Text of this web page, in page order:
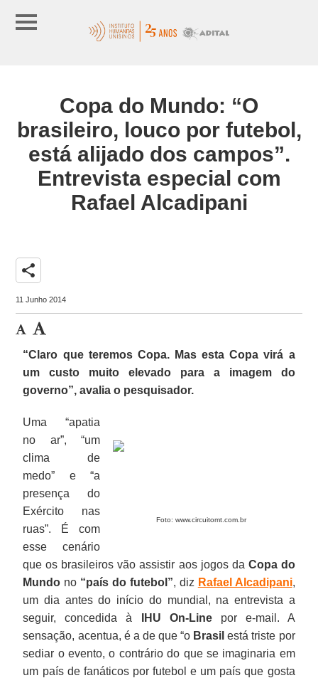
Copa do Mundo: “O
brasileiro, louco por futebol,
está alijado dos campos”.
Entrevista especial com
Rafael Alcadipani
share
11 Junho 2014
“Claro que teremos Copa. Mas esta Copa virá a
um custo muito elevado para a imagem do
governo”, avalia o pesquisador.
Foto: www.circuitomt.com.br
Uma “apatia
no ar”, “um
clima de
medo” e “a
presença do
Exército nas
ruas”. É com
esse cenário
que os brasileiros vão assistir aos jogos da Copa do
Mundo no “país do futebol”, diz Rafael Alcadipani,
um dia antes do início do mundial, na entrevista a
seguir, concedida à
IHU On-Linepor e-mail. A
sensação, acentua, é a de que “o Brasil está triste por
sediar o evento, o contrário do que se imaginaria em
um país de fanáticos por futebol e um país que gosta